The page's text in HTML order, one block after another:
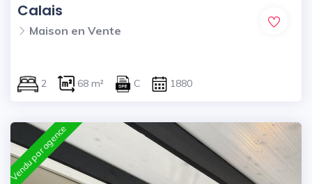
Calais
Maison en Vente
2 68 m² C 1880
Vendu par agence